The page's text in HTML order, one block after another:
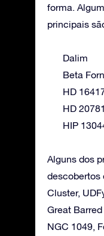
forma.
principais
Dalim
Beta
HD
HD 20781
HIP
Alguns dos
descobertos
Cluster,
Great
NGC 1049,